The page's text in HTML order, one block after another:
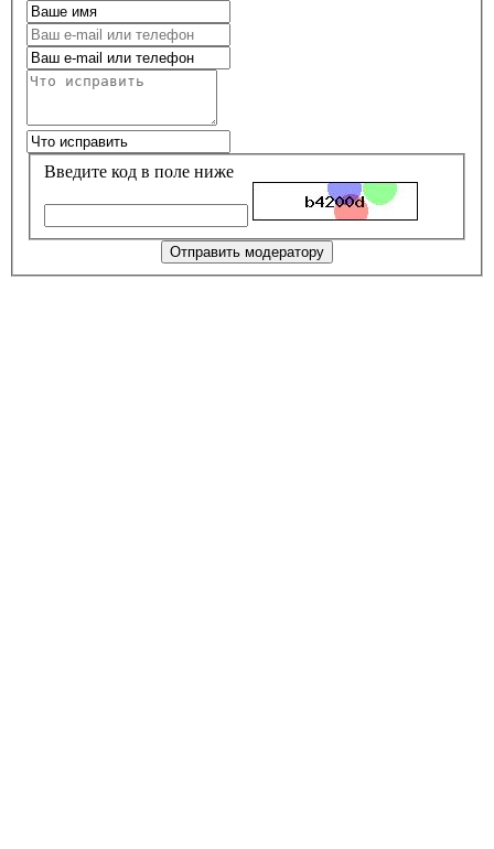
Введите код в поле ниже
Отправить модератору